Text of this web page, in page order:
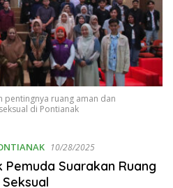
pentingnya ruang aman dan
di Pontianak
10/28/2025
Suarakan Ruang